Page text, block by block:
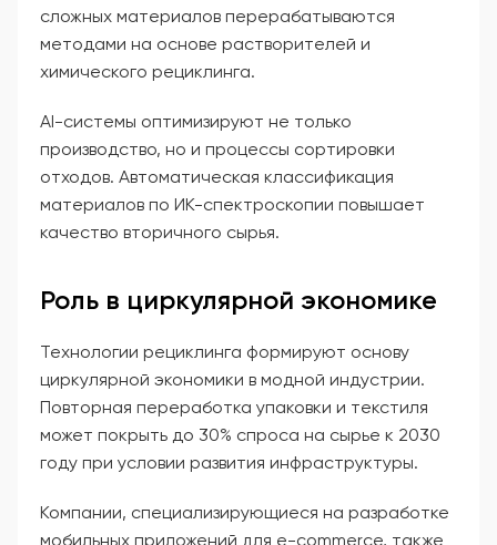
сложных материалов перерабатываются
методами на основе растворителей и
химического рециклинга.
AI-системы оптимизируют не только
производство, но и процессы сортировки
отходов. Автоматическая классификация
материалов по ИК-спектроскопии повышает
качество вторичного сырья.
Роль в циркулярной экономике
Технологии рециклинга формируют основу
циркулярной экономики в модной индустрии.
Повторная переработка упаковки и текстиля
может покрыть до 30% спроса на сырье к 2030
году при условии развития инфраструктуры.
Компании, специализирующиеся на разработке
мобильных приложений для e-commerce, также